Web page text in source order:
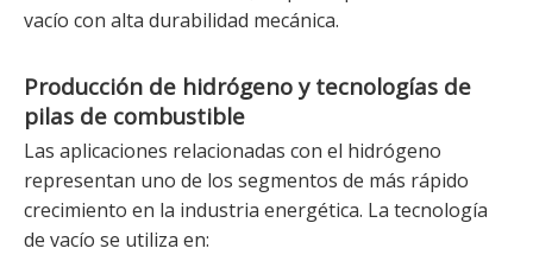
vacío con alta durabilidad mecánica.
Producción de hidrógeno y tecnologías de
pilas de combustible
Las aplicaciones relacionadas con el hidrógeno
representan uno de los segmentos de más rápido
crecimiento en la industria energética. La tecnología
de vacío se utiliza en: